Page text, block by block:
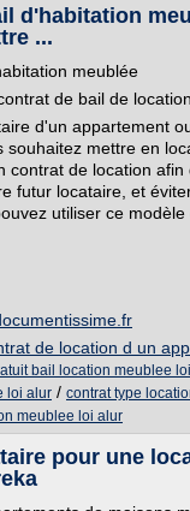
d'habitation
...
meublée
de bail de
d'un appartement
souhaitez mettre en
contrat de location
futur locataire, et
utiliser ce
de location d un
bail location meublee
loi alur / contrat type
meublee loi alur
pour une